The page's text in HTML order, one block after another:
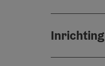
Inrichting